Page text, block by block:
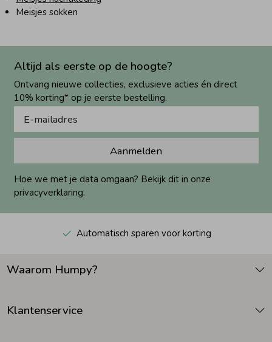
Meisjes sokken
Altijd als eerste op de hoogte?
Ontvang nieuwe collecties, exclusieve acties én direct
10% korting* op je eerste bestelling.
Aanmelden
Hoe we met je data omgaan? Bekijk dit in onze
privacyverklaring.
Automatisch sparen voor korting
Waarom Humpy?
Klantenservice